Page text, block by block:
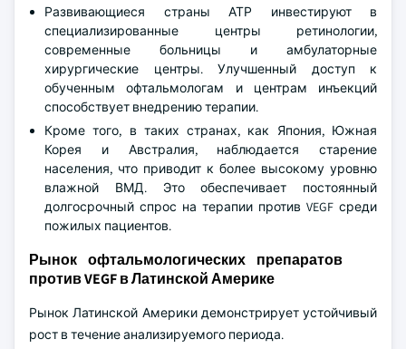
Развивающиеся страны АТР инвестируют в
специализированные центры ретинологии,
современные больницы и амбулаторные
хирургические центры. Улучшенный доступ к
обученным офтальмологам и центрам инъекций
способствует внедрению терапии.
Кроме того, в таких странах, как Япония, Южная
Корея и Австралия, наблюдается старение
населения, что приводит к более высокому уровню
влажной ВМД. Это обеспечивает постоянный
долгосрочный спрос на терапии против VEGF среди
пожилых пациентов.
Рынок офтальмологических препаратов
против VEGF в Латинской Америке
Рынок Латинской Америки демонстрирует устойчивый
рост в течение анализируемого периода.